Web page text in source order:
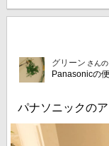
グリーン さんの
Panasonicの
パナソニックの